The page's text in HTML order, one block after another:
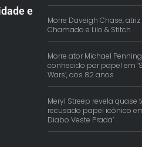
e
Morre Daveigh Chase, atriz
Chamado e Lilo & Stitch
Morre ator Michael
conhecido por papel em
Wars’, aos 82 anos
Meryl Streep revela quase
recusado papel icônico em
Diabo Veste Prada’